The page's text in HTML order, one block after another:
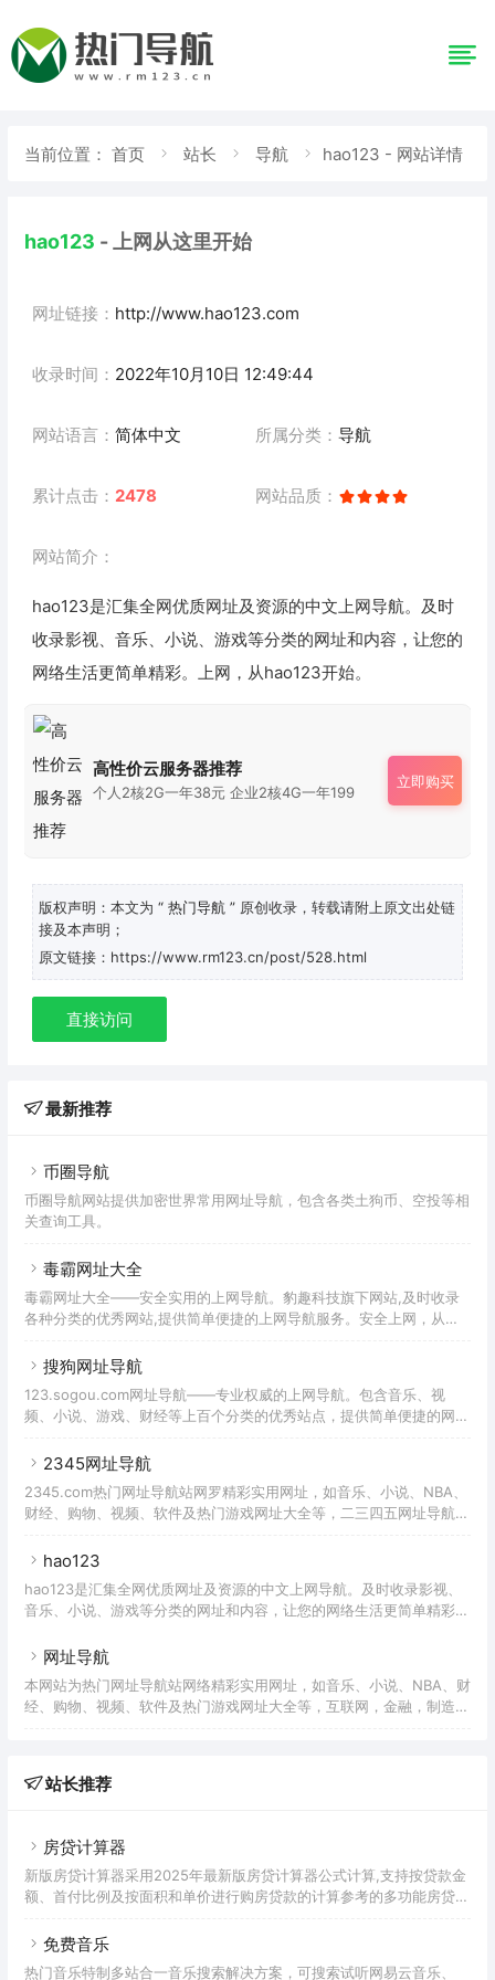
当前位置： 首页 站长 导航 hao123 - 网站详情
hao123 - 上网从这里开始
网址链接： http://www.hao123.com
收录时间： 2022年10月10日 12:49:44
网站语言： 简体中文 所属分类： 导航
累计点击： 2478 网站品质：
网站简介：
hao123是汇集全网优质网址及资源的中文上网导航。及时
收录影视、音乐、小说、游戏等分类的网址和内容，让您的
网络生活更简单精彩。上网，从hao123开始。
高性价云服务器推荐
个人2核2G一年38元 企业2核4G一年199
立即购买
版权声明：本文为 “ 热门导航 ” 原创收录，转载请附上原文出处链
接及本声明；
原文链接：https://www.rm123.cn/post/528.html
直接访问
最新推荐
币圈导航
币圈导航网站提供加密世界常用网址导航，包含各类土狗币、空投等相
关查询工具。
毒霸网址大全
毒霸网址大全——安全实用的上网导航。豹趣科技旗下网站,及时收录
各种分类的优秀网站,提供简单便捷的上网导航服务。安全上网，从毒
搜狗网址导航
123.sogou.com网址导航——专业权威的上网导航。包含音乐、视
频、小说、游戏、财经等上百个分类的优秀站点，提供简单便捷的网上
2345网址导航
2345.com热门网址导航站网罗精彩实用网址，如音乐、小说、NBA、
财经、购物、视频、软件及热门游戏网址大全等，二三四五网址导航提
帮助广大网友畅游网络更轻松。
hao123
hao123是汇集全网优质网址及资源的中文上网导航。及时收录影视、
音乐、小说、游戏等分类的网址和内容，让您的网络生活更简单精彩。
网址导航
本网站为热门网址导航站网络精彩实用网址，如音乐、小说、NBA、财
经、购物、视频、软件及热门游戏网址大全等，互联网，金融，制造等
站长推荐
房贷计算器
新版房贷计算器采用2025年最新版房贷计算器公式计算,支持按贷款金
额、首付比例及按面积和单价进行购房贷款的计算参考的多功能房贷计
贷款利率、首付、月供明细等提供计算参考。
免费音乐
热门音乐特制多站合一音乐搜索解决方案，可搜索试听网易云音乐、